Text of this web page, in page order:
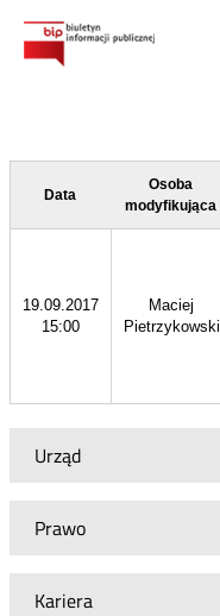
Urząd
Prawo
Kariera
Data
Osoba
modyfikująca
19.09.2017
15:00
Maciej
Pietrzykowski